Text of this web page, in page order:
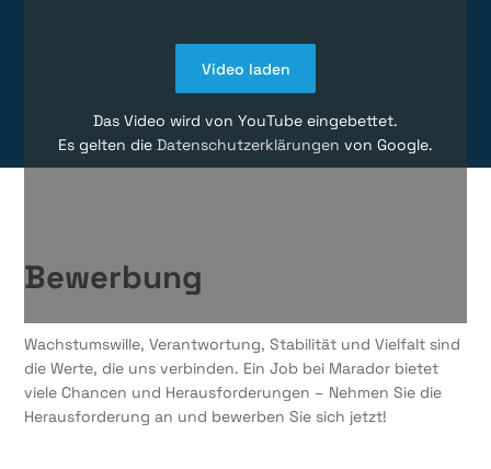
Video laden
Das Video wird von YouTube eingebettet.
Es gelten die Datenschutzerklärungen von Google.
Bewerbung
Wachstumswille, Verantwortung, Stabilität und Vielfalt sind
die Werte, die uns verbinden. Ein Job bei Marador bietet
viele Chancen und Herausforderungen – Nehmen Sie die
Herausforderung an und bewerben Sie sich jetzt!